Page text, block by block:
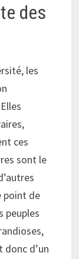
des
les
ces
sont le
point de
peuples
d’un